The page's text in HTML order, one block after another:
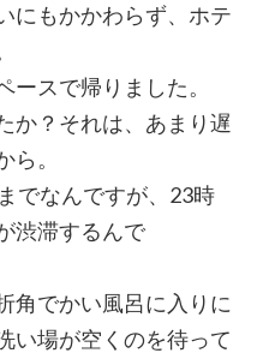
にもかかわらず、ホテ
ースで帰りました。
か？それは、あまり遅
。
でなんですが、23時
渋滞するんで
角でかい風呂に入りに
い場が空くのを待って